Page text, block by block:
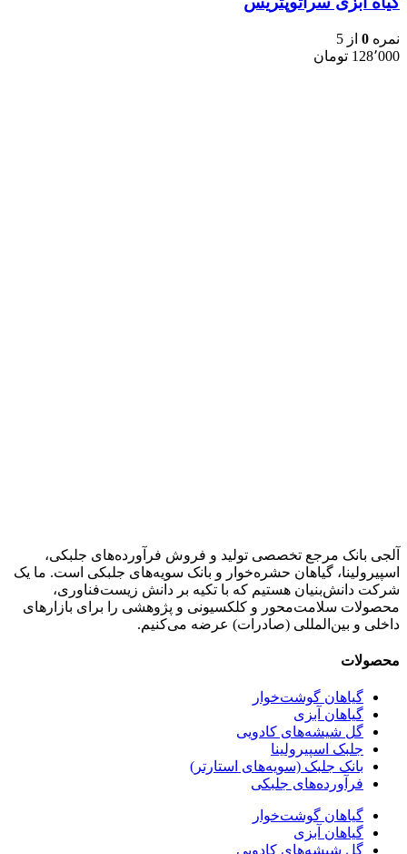
نمره 0 از 5
128٬000 تومان
آلجی بانک مرجع تخصصی تولید و فروش فرآورده‌های جلبکی،
اسپیرولینا، گیاهان حشره‌خوار و بانک سویه‌های جلبکی است. ما یک
شرکت دانش‌بنیان هستیم که با تکیه بر دانش زیست‌فناوری،
محصولات سلامت‌محور و کلکسیونی و پژوهشی را برای بازارهای
داخلی و بین‌المللی (صادرات) عرضه می‌کنیم.
محصولات
گیاهان گوشت‌خوار
گیاهان آبزی
گل شیشه‌های کادویی
جلبک اسپیرولینا
بانک جلبک (سویه‌های استارتر)
فرآورده‌های جلبکی
گیاهان گوشت‌خوار
گیاهان آبزی
گل شیشه‌های کادویی